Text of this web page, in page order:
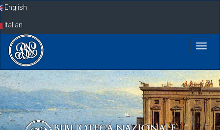
SkipEnglish
Italian